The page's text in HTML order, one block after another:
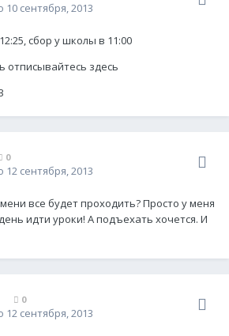
10 сентября, 2013
сбор у школы в 11:00
отписывайтесь здесь
0
12 сентября, 2013
все будет проходить? Просто у меня
идти уроки! А подъехать хочется. И
0
12 сентября, 2013